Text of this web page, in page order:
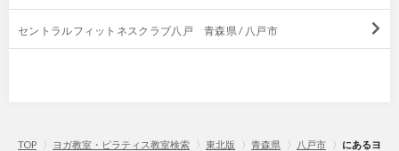
セントラルフィットネスクラブ八戸 青森県 / 八戸市
TOP 〉 ヨガ教室・ピラティス教室検索 〉 東北版 〉 青森県 〉 八戸市 〉 にあるヨ